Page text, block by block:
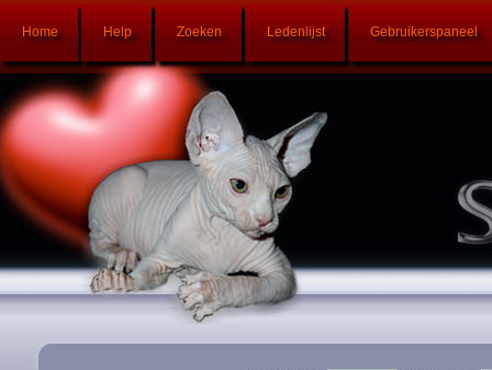
Home Help Zoeken Ledenlijst Gebruikerspaneel